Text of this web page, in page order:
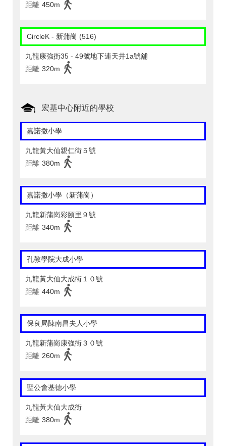
距離 450m
CircleK - 新蒲崗 (516)
九龍康強街35 - 49號地下連天井1a號舖
距離 320m
宏基中心附近的學校
嘉諾撒小學
九龍黃大仙親仁街５號
距離 380m
嘉諾撒小學（新蒲崗）
九龍新蒲崗彩頤里９號
距離 340m
孔教學院大成小學
九龍黃大仙大成街１０號
距離 440m
保良局陳南昌夫人小學
九龍新蒲崗康強街３０號
距離 260m
聖公會基德小學
九龍黃大仙大成街
距離 380m